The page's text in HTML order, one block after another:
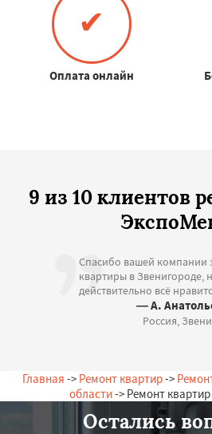
✔
Оплата онлайн
9 из 10 клиентов
Спасибо вашей компании
квартиры в Звенигороде,
действительно всё
— А.
Россия,
Главная -> Ремонт квартир->
области-> Ремонт
Остались